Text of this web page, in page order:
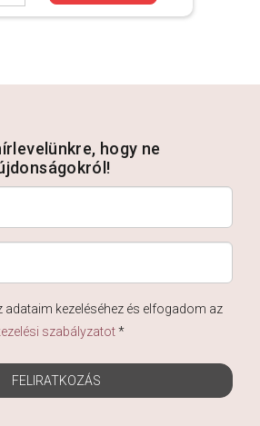
hogy ne
adataim kezeléséhez és elfogadom az
szabályzatot*
FELIRATKOZÁS